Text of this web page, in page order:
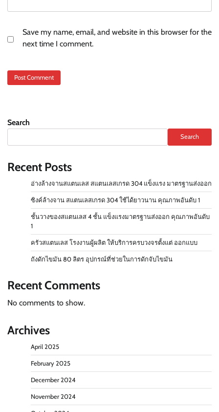
Save my name, email, and website in this browser for the
next time I comment.
Search
Search
Recent Posts
อ่างล้างจานสแตนเลส สแตนเลสเกรด 304 แข็งแรง มาตรฐานส่งออก
ซิงค์ล้างจาน สแตนเลสเกรด 304 ใช้ได้ยาวนาน คุณภาพอันดับ 1
ชั้นวางของสแตนเลส 4 ชั้น แข็งแรงมาตรฐานส่งออก คุณภาพอันดับ
1
ครัวสแตนเลส โรงงานผู้ผลิต ให้บริการครบวงจรตั้งแต่ ออกแบบ
ถังดักไขมัน 80 ลิตร อุปกรณ์ที่ช่วยในการดักจับไขมัน
Recent Comments
No comments to show.
Archives
April 2025
February 2025
December 2024
November 2024